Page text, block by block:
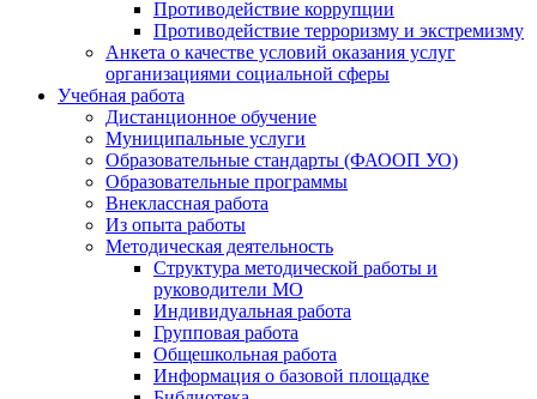
Противодействие коррупции
Противодействие терроризму и экстремизму
Анкета о качестве условий оказания услуг
организациями социальной сферы
Учебная работа
Дистанционное обучение
Муниципальные услуги
Образовательные стандарты (ФАООП УО)
Образовательные программы
Внеклассная работа
Из опыта работы
Методическая деятельность
Структура методической работы и
руководители МО
Индивидуальная работа
Групповая работа
Общешкольная работа
Информация о базовой площадке